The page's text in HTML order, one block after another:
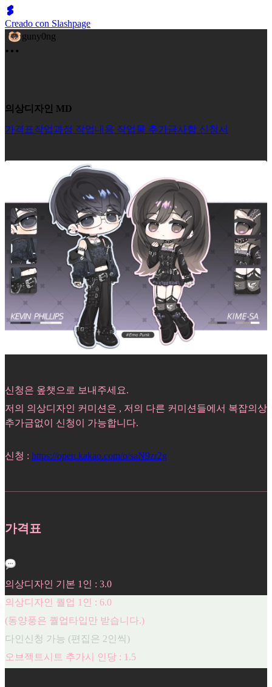
Creado con Slashpage
guny0ng
의상디자인 MD
가격표작업과정 작업내용 작업물 추가금사항 신청서
신청은 옾챗으로 보내주세요.
저의 의상디자인 커미션은 , 저의 다른 커미션들에서 복잡의상
추가금없이 신청이 가능합니다.
신청 : https://open.kakao.com/o/saN9zr2g
가격표
의상디자인 기본 1인 : 3.0
의상디자인 퀄업 1인 : 6.0
(동양풍은 퀄업타입만 받습니다.)
다인신청 가능 (편집은 2인씩)
오브젝트시트 추가시 인당 : 1.5